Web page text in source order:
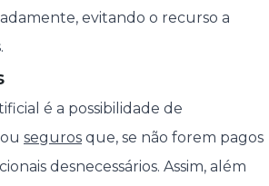
evitando o recurso a
é a possibilidade de
ou seguros que, se não forem pagos
desnecessários. Assim, além